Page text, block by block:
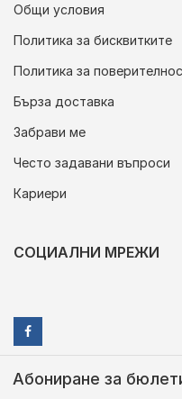
Общи условия
Политика за бисквитките
Политика за
Бърза доставка
Забрави ме
Често задавани въпроси
Кариери
СОЦИАЛНИ МРЕЖИ
Абониране за